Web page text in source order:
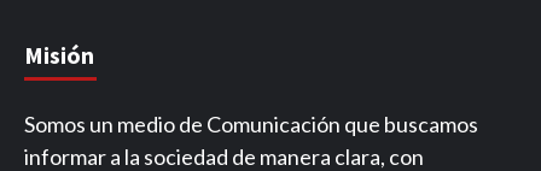
Misión
Somos un medio de Comunicación que buscamos
informar a la sociedad de manera clara, con